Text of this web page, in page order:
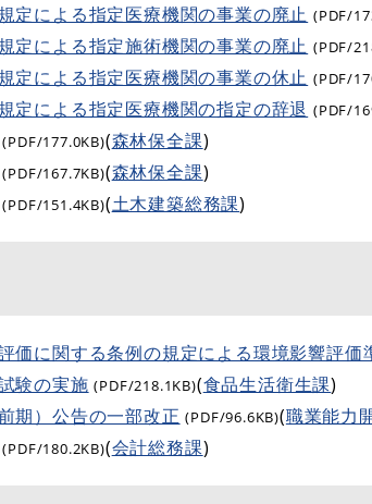
定による指定医療機関の事業の廃止 (PDF/
定による指定施術機関の事業の廃止 (PDF/
定による指定医療機関の事業の休止 (PDF/
定による指定医療機関の指定の辞退 (PDF/
(PDF/177.0KB)(森林保全課)
(PDF/167.7KB)(森林保全課)
(PDF/151.4KB)(土木建築総務課)
価に関する条例の規定による環境影響評価
験の実施 (PDF/218.1KB)(食品生活衛生課)
期）公告の一部改正 (PDF/96.6KB)(職業能力
(PDF/180.2KB)(会計総務課)